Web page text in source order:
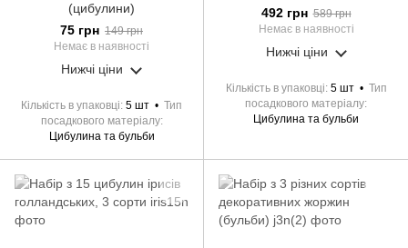
(цибулини)
75 грн 149 грн
Немає в наявності
Нижчі ціни
Кількість в упаковці 5 шт
Тип
посадкового матеріалу
Цибулина та бульби
492 грн 589 грн
Немає в наявності
Нижчі ціни
Кількість в упаковці 5 шт
Тип
посадкового матеріалу
Цибулина та бульби